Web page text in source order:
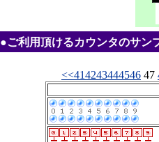
●ご利用頂けるカウンタのサン
<<414243444546 47